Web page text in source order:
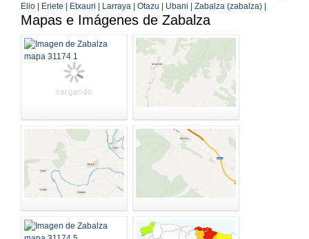
Elio | Eriete | Etxauri | Larraya | Otazu | Ubani | Zabalza (zabalza) |
Mapas e Imágenes de Zabalza